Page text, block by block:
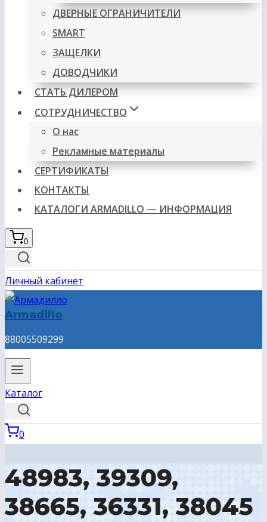
ДВЕРНЫЕ ОГРАНИЧИТЕЛИ
SMART
ЗАЩЕЛКИ
ДОВОДЧИКИ
СТАТЬ ДИЛЕРОМ
СОТРУДНИЧЕСТВО
О нас
Рекламные материалы
СЕРТИФИКАТЫ
КОНТАКТЫ
КАТАЛОГИ ARMADILLO — ИНФОРМАЦИЯ
0
Личный кабинет
Armadillo
88005509299
Каталог
0
48983, 39309,
38665, 36331, 38045